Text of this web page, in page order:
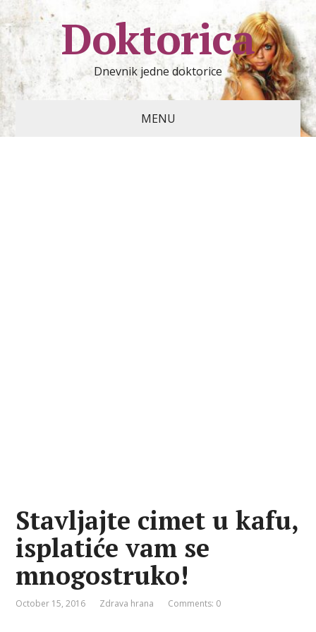
Doktorica
Dnevnik jedne doktorice
MENU
Stavljajte cimet u kafu,
isplatiće vam se
mnogostruko!
October 15, 2016 Zdrava hrana Comments: 0